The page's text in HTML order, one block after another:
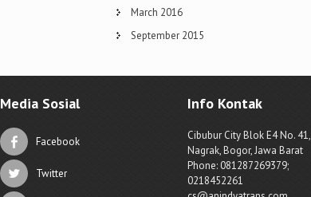
March 2016
September 2015
Media Sosial
Facebook
Twitter
Info Kontak
Cibubur City Blok E4 No. 41,
Nagrak, Bogor, Jawa Barat
Phone: 081287269379;
0218452261